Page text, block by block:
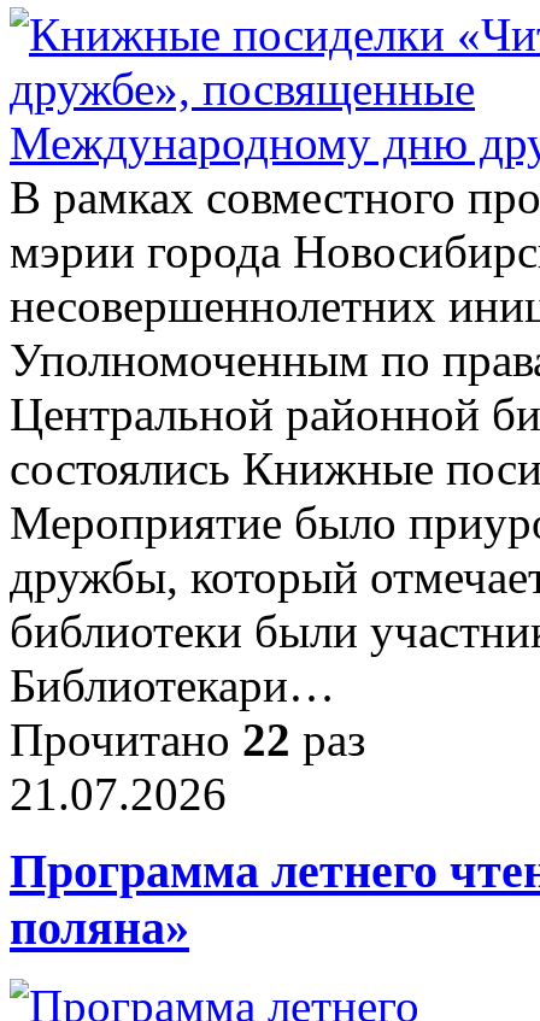
В рамках совместного
мэрии города
несовершеннолетних
Уполномоченным по
Центральной районной
состоялись Книжные
Мероприятие было
дружбы, который
библиотеки были
Библиотекари…
Прочитано 22 раз
21.07.2026
Программа летнего
поляна»